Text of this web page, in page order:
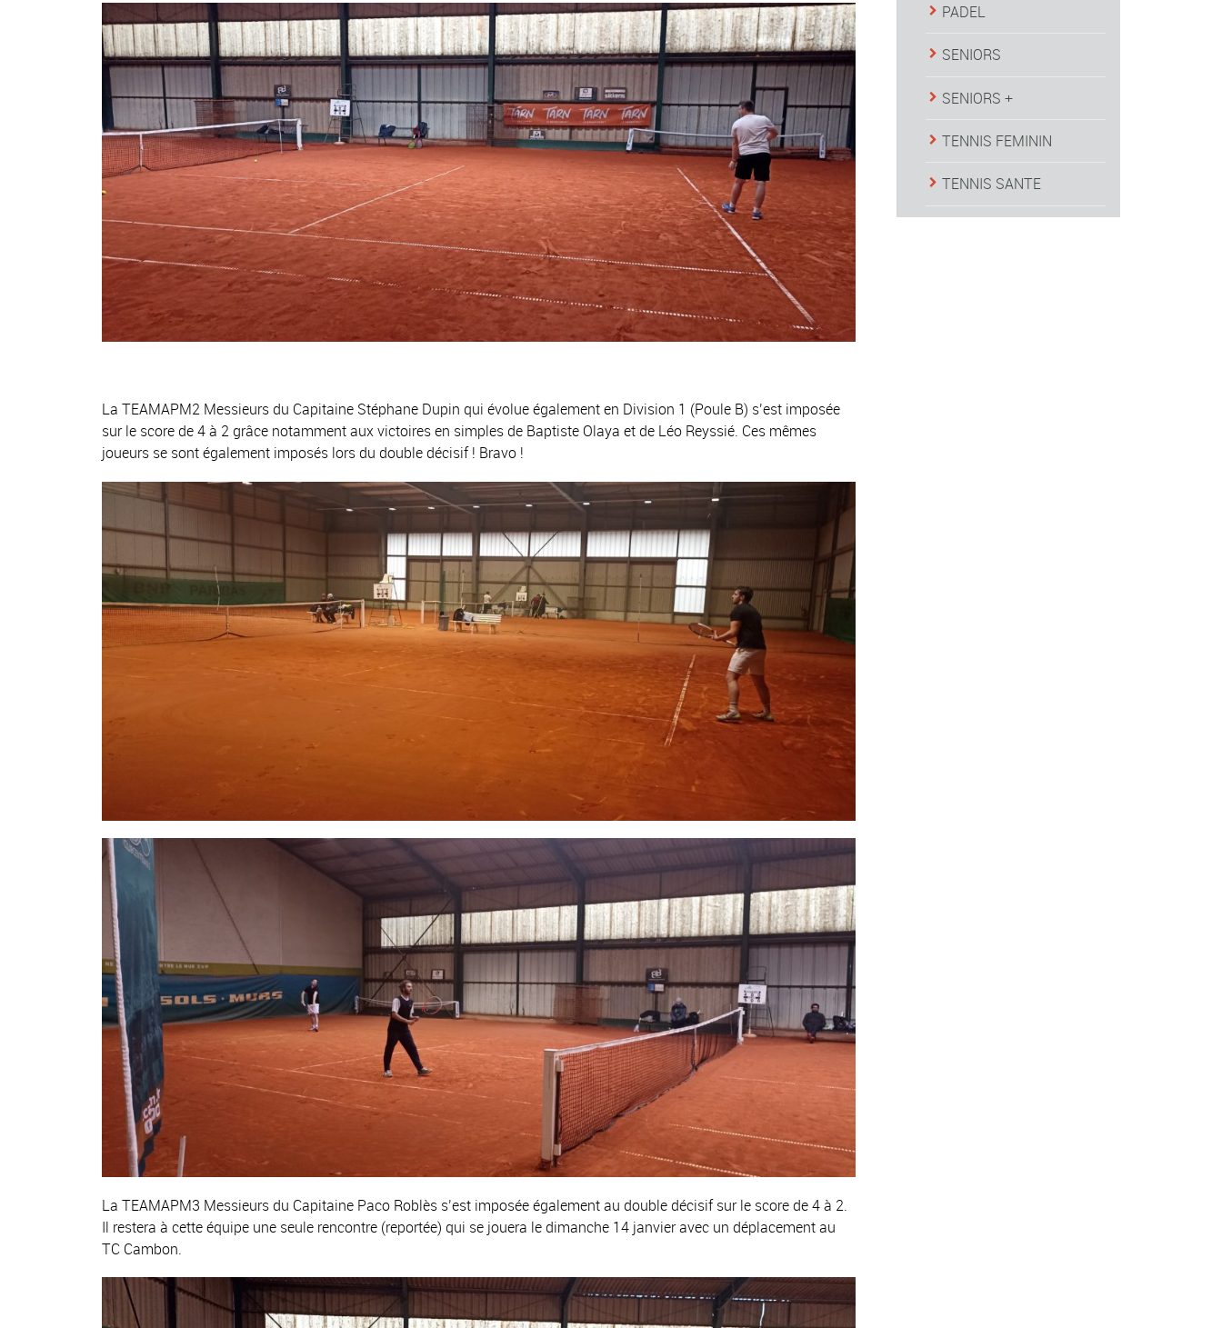
La TEAMAPM2 Messieurs du Capitaine Stéphane Dupin qui évolue également en Division 1 (Poule B) s’est imposée
sur le score de 4 à 2 grâce notamment aux victoires en simples de Baptiste Olaya et de Léo Reyssié. Ces mêmes
joueurs se sont également imposés lors du double décisif ! Bravo !
La TEAMAPM3 Messieurs du Capitaine Paco Roblès s’est imposée également au double décisif sur le score de 4 à 2.
Il restera à cette équipe une seule rencontre (reportée) qui se jouera le dimanche 14 janvier avec un déplacement au
TC Cambon.
PADEL
SENIORS
SENIORS +
TENNIS FEMININ
TENNIS SANTE